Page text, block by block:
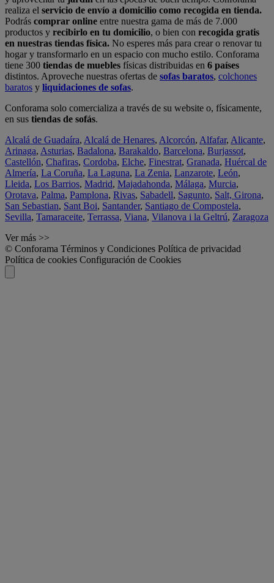
realiza el servicio de envío a domicilio como recogida en tienda.
Podrás comprar online entre nuestra gama de más de 7.000
productos y recibirlo en tu domicilio, o bien con recogida gratis
en nuestras tiendas física. No esperes más para crear o renovar tu
hogar y transformarlo en un espacio con mucho estilo. Conforama
tiene 300 tiendas de muebles físicas distribuidas en 6 países
distintos. Aproveche nuestras ofertas de sofas baratos, colchones
baratos y liquidaciones de sofas.
Conforama solo comercializa a través de su website o, físicamente,
en sus tiendas de sofás.
Alcalá de Guadaíra, Alcalá de Henares, Alcorcón, Alfafar, Alicante,
Arinaga, Asturias, Badalona, Barakaldo, Barcelona, Burjassot,
Castellón, Chafiras, Cordoba, Elche, Finestrat, Granada, Huércal de
Almería, La Coruña, La Laguna, La Zenia, Lanzarote, León,
Lleida, Los Barrios, Madrid, Majadahonda, Málaga, Murcia,
Orotava, Palma, Pamplona, Rivas, Sabadell, Sagunto, Salt, Girona,
San Sebastian, Sant Boi, Santander, Santiago de Compostela,
Sevilla, Tamaraceite, Terrassa, Viana, Vilanova i la Geltrú, Zaragoza
Ver más >>
© Conforama Términos y Condiciones Política de privacidad
Política de cookies Configuración de Cookies